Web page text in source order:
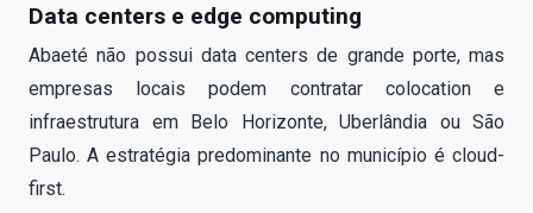
Data centers e edge computing
Abaeté não possui data centers de grande porte, mas
empresas locais podem contratar colocation e
infraestrutura em Belo Horizonte, Uberlândia ou São
Paulo. A estratégia predominante no município é cloud-
first.